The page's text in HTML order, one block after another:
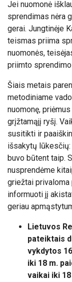
Jei nuomonė
sprendimas nėra
gerai. Jungtinėje
teismas priima
nuomonės,
priimto
Šiais metais
metodiniame
nuomonę,
grįžtamąjį ryšį.
susitikti ir
išsakytų
buvo būtent taip.
nusprendėme
griežtai
informuoti jį
geriau
Lietuvos
pateiktais
vykdytos
iki 18 m.
vaikai iki